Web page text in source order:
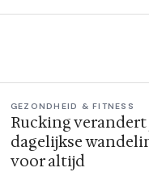
GEZONDHEID & FITNESS
Rucking verandert
dagelijkse
voor altijd